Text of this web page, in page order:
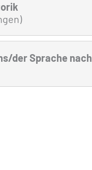
der Sprache nach